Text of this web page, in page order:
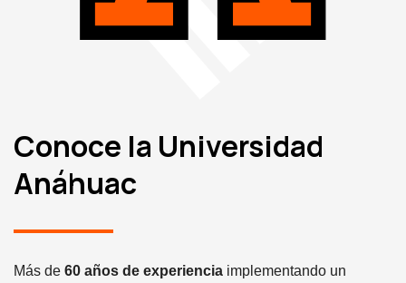
Conoce la Universidad
Anáhuac
Más de 60 años de experiencia implementando un